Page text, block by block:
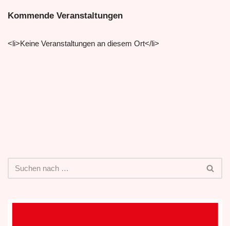
Kommende Veranstaltungen
<li>Keine Veranstaltungen an diesem Ort</li>